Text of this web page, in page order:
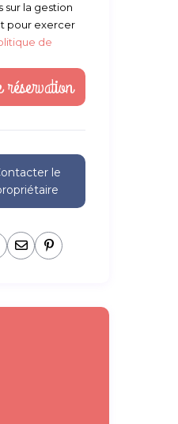
sur la gestion
pour exercer
de
le